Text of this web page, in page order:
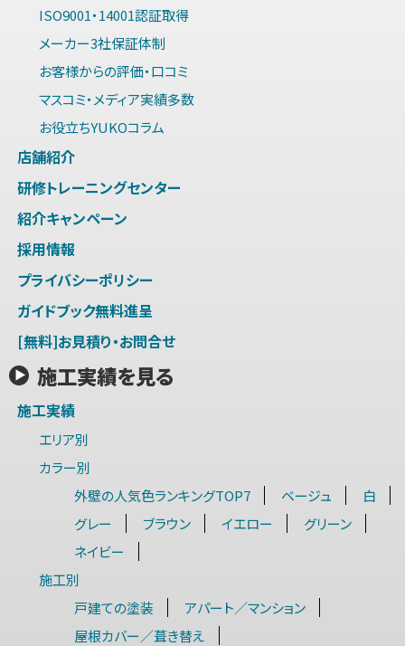
ISO9001・14001認証取得
メーカー3社保証体制
お客様からの評価・口コミ
マスコミ・メディア実績多数
お役立ちYUKOコラム
店舗紹介
研修トレーニングセンター
紹介キャンペーン
採用情報
プライバシーポリシー
ガイドブック無料進呈
[無料]お見積り・お問合せ
施工実績を見る
施工実績
エリア別
カラー別
外壁の人気色ランキングTOP7
ベージュ
白
グレー
ブラウン イエロー
グリーン
ネイビー
施工別
戸建ての塗装
アパート／マンション
屋根カバー／葺き替え